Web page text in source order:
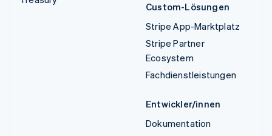
Custom-Lösungen
Stripe App-Marktplatz
Stripe Partner
Ecosystem
Fachdienstleistungen
Entwickler/innen
Dokumentation